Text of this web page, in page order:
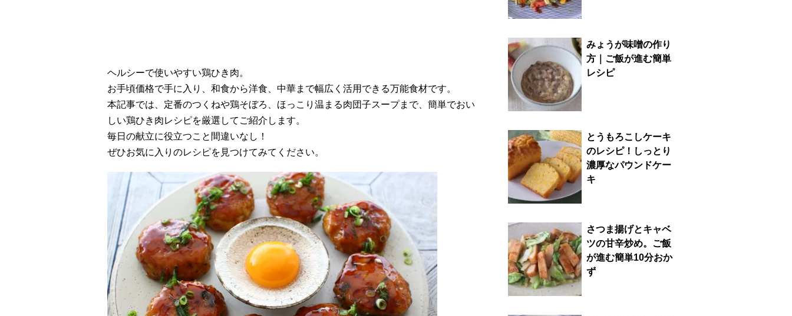
ヘルシーで使いやすい鶏ひき肉。
お手頃価格で手に入り、和食から洋食、中華まで幅広く活用できる万能食材です。
本記事では、定番のつくねや鶏そぼろ、ほっこり温まる肉団子スープまで、簡単でおい
しい鶏ひき肉レシピを厳選してご紹介します。
毎日の献立に役立つこと間違いなし！
ぜひお気に入りのレシピを見つけてみてください。
みょうが味噌の作り
方｜ご飯が進む簡単
レシピ
とうもろこしケーキ
のレシピ！しっとり
濃厚なパウンドケー
キ
さつま揚げとキャベ
ツの甘辛炒め。ご飯
が進む簡単10分おか
ず